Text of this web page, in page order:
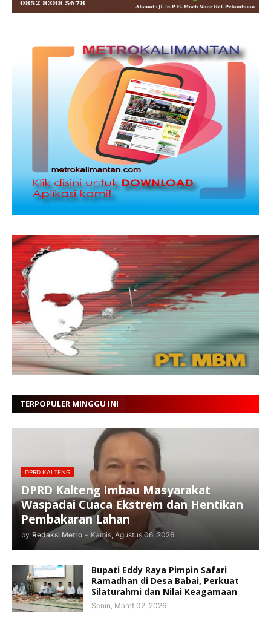
TERPOPULER MINGGU INI
DPRD KALTENG
DPRD Kalteng Imbau Masyarakat
Waspadai Cuaca Ekstrem dan Hentikan
Pembakaran Lahan
by Redaksi Metro - Kamis, Agustus 06, 2026
Bupati Eddy Raya Pimpin Safari
Ramadhan di Desa Babai, Perkuat
Silaturahmi dan Nilai Keagamaan
Senin, Maret 02, 2026